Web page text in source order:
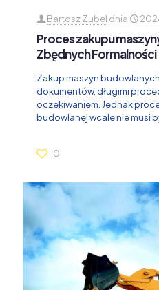
Bartosz Zubel dnia
Proces zakupu
Zbędnych Formalności
Zakup maszyn
dokumentów, długimi
oczekiwaniem. Jednak
budowlanej wcale nie musi
0